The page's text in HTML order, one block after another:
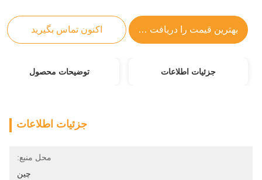
بهترین قیمت را دریافت کنید اکنون تماس بگیرید
جزئیات اطلاعات توضیحات محصول
جزئیات اطلاعات
محل منبع:
چین